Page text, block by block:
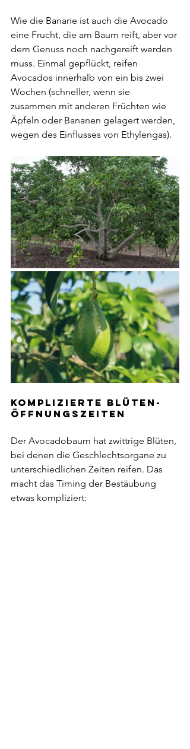
Wie die Banane ist auch die Avocado
eine Frucht, die am Baum reift, aber vor
dem Genuss noch nachgereift werden
muss. Einmal gepflückt, reifen
Avocados innerhalb von ein bis zwei
Wochen (schneller, wenn sie
zusammen mit anderen Früchten wie
Äpfeln oder Bananen gelagert werden,
wegen des Einflusses von Ethylengas).
Komplizierte Blüten-
öffnungszeiten
Der Avocadobaum hat zwittrige Blüten,
bei denen die Geschlechtsorgane zu
unterschiedlichen Zeiten reifen. Das
macht das Timing der Bestäubung
etwas kompliziert: